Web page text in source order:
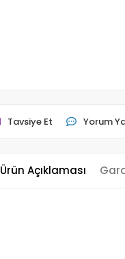
Tavsiye Et Yorum
Ürün Açıklaması